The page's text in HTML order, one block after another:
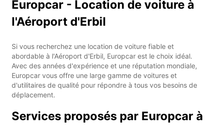
Europcar - Location de voiture à
l'Aéroport d'Erbil
Si vous recherchez une location de voiture fiable et
abordable à l'Aéroport d'Erbil, Europcar est le choix idéal.
Avec des années d'expérience et une réputation mondiale,
Europcar vous offre une large gamme de voitures et
d'utilitaires de qualité pour répondre à tous vos besoins de
déplacement.
Services proposés par Europcar à